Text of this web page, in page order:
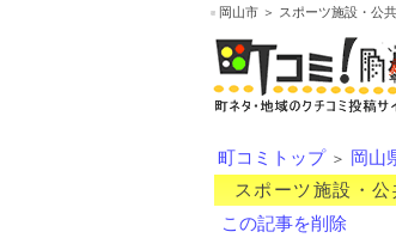
岡山市 ＞ スポーツ施設・公
町コミトップ ＞ 岡山
スポーツ施設・
この記事を削除